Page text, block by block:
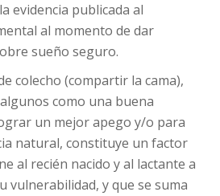
evidencia publicada al
al momento de dar
sueño seguro.
colecho (compartir la cama),
como una buena
un mejor apego y/o para
natural, constituye un factor
al recién nacido y al lactante a
vulnerabilidad, y que se suma